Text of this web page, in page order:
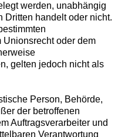
werden, unabhängig
Dritten handelt oder nicht.
Unionsrecht oder dem
gelten jedoch nicht als
Person, Behörde,
der betroffenen
Auftragsverarbeiter und
Verantwortung